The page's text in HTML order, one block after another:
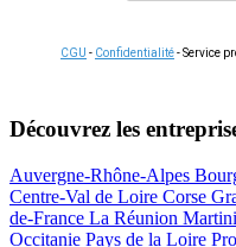
CGU - Confidentialité- Service
Découvrez les
Auvergne-Rhône-Alpes
Centre-Val de Loire Corse
de-France La Réunion
Occitanie Pays de la Loire